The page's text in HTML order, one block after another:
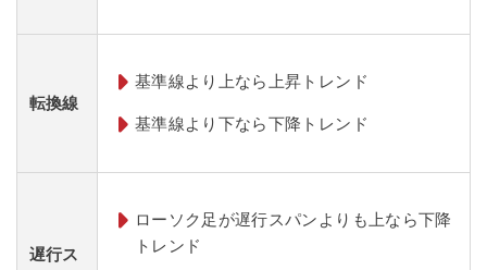
転換線
基準線より上なら上昇トレンド
基準線より下なら下降トレンド
遅行ス
ローソク足が遅行スパンよりも上なら下降
トレンド